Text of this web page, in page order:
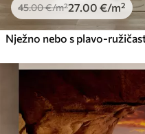
45.00€/m²27.00 €/m²